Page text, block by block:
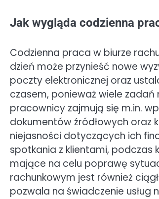
Jak wygląda codzienna
Codzienna praca w biurze
dzień może przynieść nowe
poczty elektronicznej oraz
czasem, ponieważ wiele
pracownicy zajmują się m.in.
dokumentów źródłowych oraz
niejasności dotyczących ich
spotkania z klientami, podczas
mające na celu poprawę
rachunkowym jest również
pozwala na świadczenie usług